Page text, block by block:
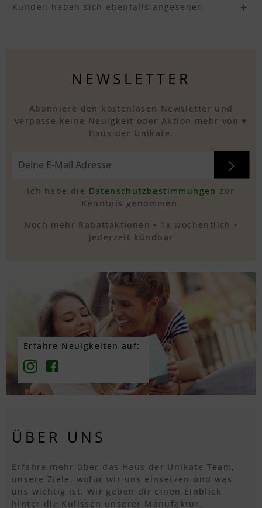
Kunden haben sich ebenfalls angesehen
NEWSLETTER
Abonniere den kostenlosen Newsletter und
verpasse keine Neuigkeit oder Aktion mehr von ♥
Haus der Unikate.
Ich habe die Datenschutzbestimmungen zur
Kenntnis genommen.
Noch mehr Rabattaktionen • 1x wochentlich •
jederzeit kündbar
Erfahre Neuigkeiten auf:
ÜBER UNS
Erfahre mehr über das Haus der Unikate Team,
unsere Ziele, wofür wir uns einsetzen und was
uns wichtig ist. Wir geben dir einen Einblick
hinter die Kulissen unserer Manufaktur.